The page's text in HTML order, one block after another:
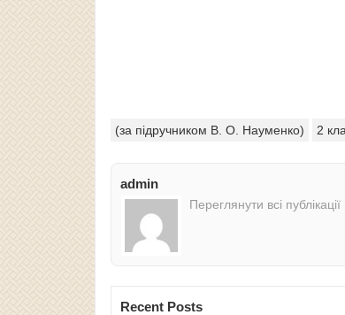
(за підручником В. О. Науменко) 2
admin
Переглянути всі
Recent Posts